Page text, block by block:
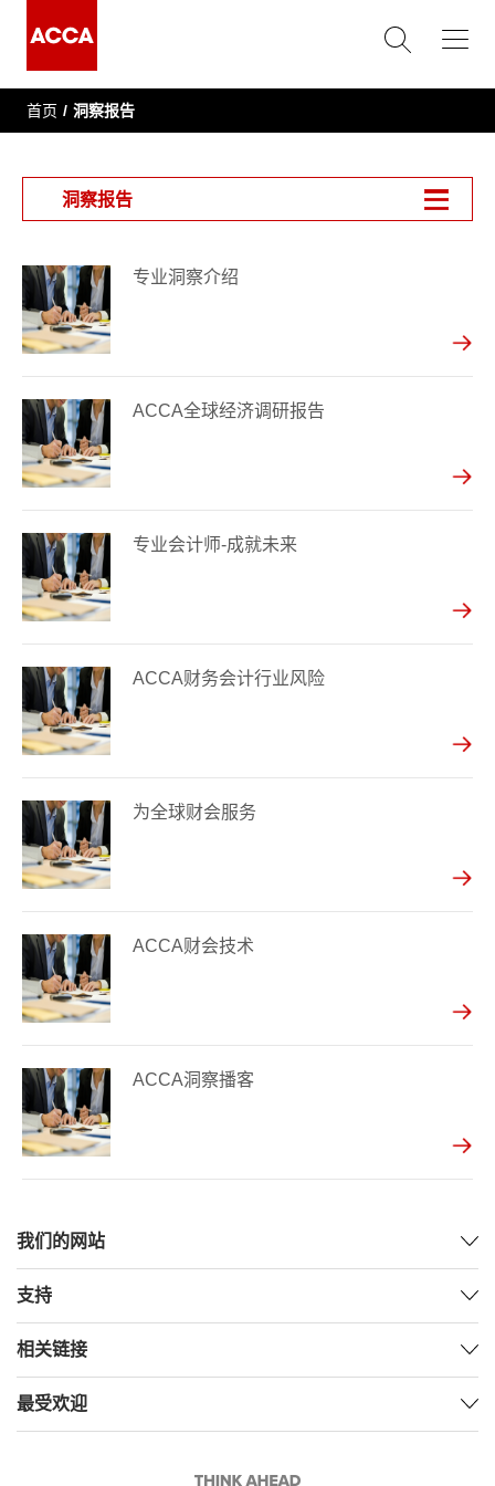
首页 洞察报告
洞察报告
专业洞察介绍
ACCA全球经济调研报告
专业会计师-成就未来
ACCA财务会计行业风险
为全球财会服务
ACCA财会技术
ACCA洞察播客
我们的网站
支持
相关链接
最受欢迎